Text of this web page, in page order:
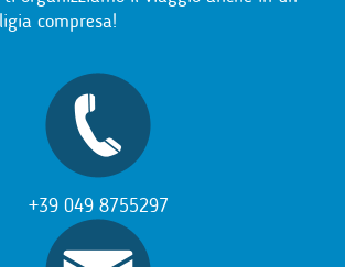
compresa!
+39 049 8755297